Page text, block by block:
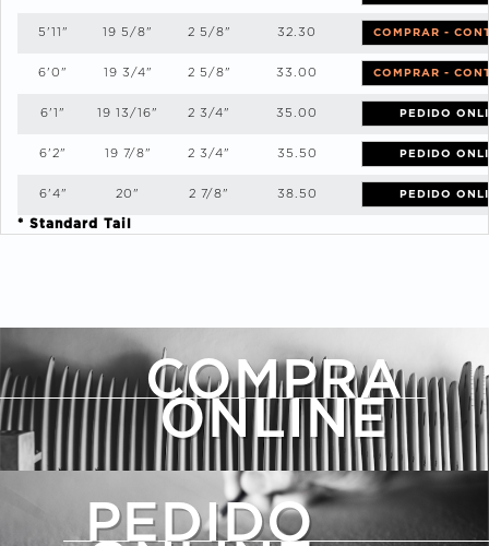
5'11" 19 5/8" 2 5/8" 32.30 COMPRAR -
6'0" 19 3/4" 2 5/8" 33.00 COMPRAR -
6'1" 19 13/16" 2 3/4" 35.00 PEDIDO
6'2" 19 7/8" 2 3/4" 35.50 PEDIDO
6'4" 20" 2 7/8" 38.50 PEDIDO
* Standard Tail
COMPRA
ONLINE
PEDIDO